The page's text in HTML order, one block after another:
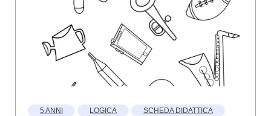
5 ANNI LOGICA SCHEDA DIDATTICA